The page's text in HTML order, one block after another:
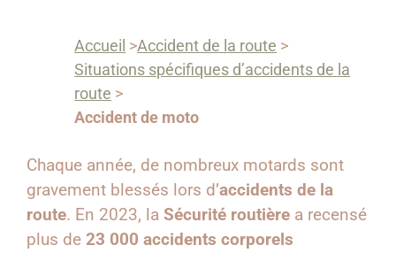
Accueil >Accident de la route >
Situations spécifiques d’accidents de la
route >
Accident de moto
Chaque année, de nombreux motards sont
gravement blessés lors d’accidents de la
route. En 2023, la Sécurité routière a recensé
plus de 23 000 accidents corporels